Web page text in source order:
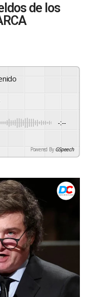
de los
-:--
Powered By GSpeech